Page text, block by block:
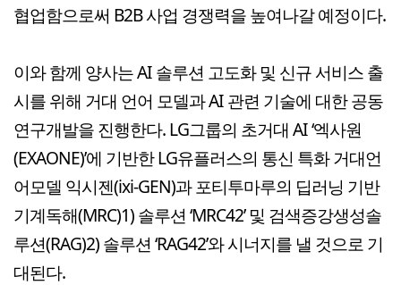
협업함으로써 B2B 사업 경쟁력을 높여나갈 예정이다.
이와 함께 양사는 AI 솔루션 고도화 및 신규 서비스 출
시를 위해 거대 언어 모델과 AI 관련 기술에 대한 공동
연구개발을 진행한다. LG그룹의 초거대 AI ‘엑사원
(EXAONE)’에 기반한 LG유플러스의 통신 특화 거대언
어모델 익시젠(ixi-GEN)과 포티투마루의 딥러닝 기반
기계독해(MRC)1) 솔루션 ‘MRC42’ 및 검색증강생성솔
루션(RAG)2) 솔루션 ‘RAG42’와 시너지를 낼 것으로 기
대된다.